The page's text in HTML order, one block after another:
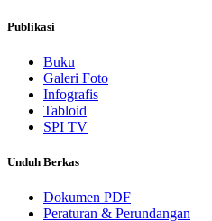
Publikasi
Buku
Galeri Foto
Infografis
Tabloid
SPI TV
Unduh Berkas
Dokumen PDF
Peraturan & Perundangan